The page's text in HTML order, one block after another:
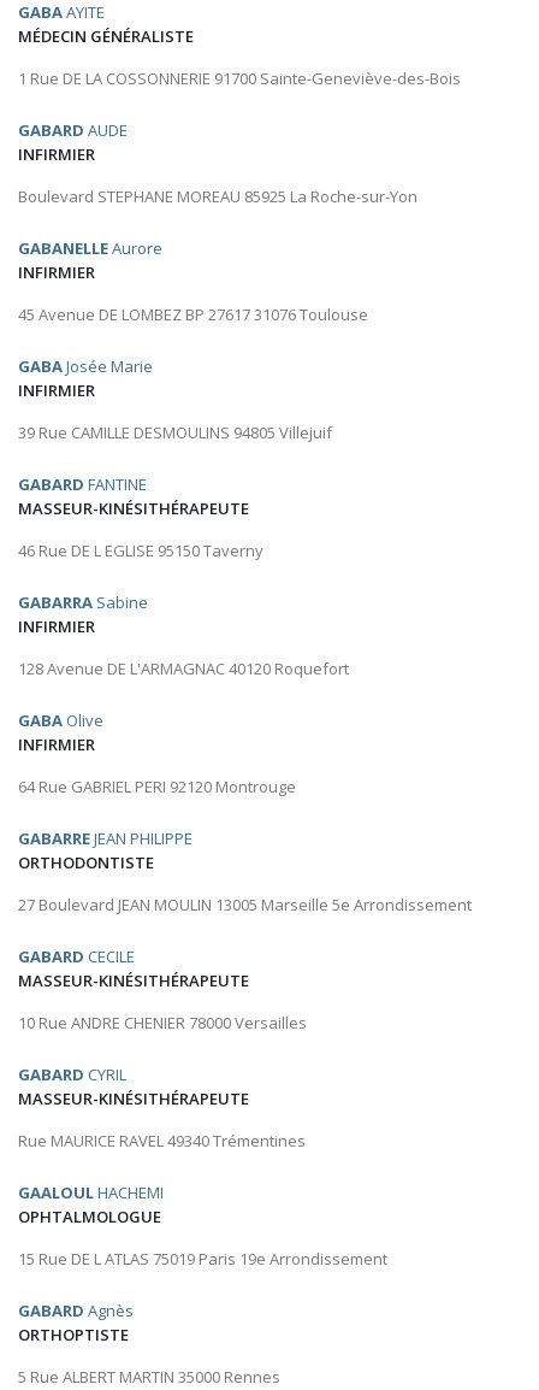
GABAAYITE
MÉDECIN GÉNÉRALISTE
1 Rue DE LA COSSONNERIE 91700 Sainte-Geneviève-des-Bois
GABARD AUDE
INFIRMIER
Boulevard STEPHANE MOREAU 85925 La Roche-sur-Yon
GABANELLEAurore
INFIRMIER
45 Avenue DE LOMBEZ BP 27617 31076 Toulouse
GABAJosée Marie
INFIRMIER
39 Rue CAMILLE DESMOULINS 94805 Villejuif
GABARD FANTINE
MASSEUR-KINÉSITHÉRAPEUTE
46 Rue DE L EGLISE 95150 Taverny
GABARRA Sabine
INFIRMIER
128 Avenue DE L'ARMAGNAC 40120 Roquefort
GABA Olive
INFIRMIER
64 Rue GABRIEL PERI 92120 Montrouge
GABARREJEAN PHILIPPE
ORTHODONTISTE
27 Boulevard JEAN MOULIN 13005 Marseille 5e Arrondissement
GABARD CECILE
MASSEUR-KINÉSITHÉRAPEUTE
10 Rue ANDRE CHENIER 78000 Versailles
GABARD CYRIL
MASSEUR-KINÉSITHÉRAPEUTE
Rue MAURICE RAVEL 49340 Trémentines
GAALOULHACHEMI
OPHTALMOLOGUE
15 Rue DE L ATLAS 75019 Paris 19e Arrondissement
GABARD Agnès
ORTHOPTISTE
5 Rue ALBERT MARTIN 35000 Rennes